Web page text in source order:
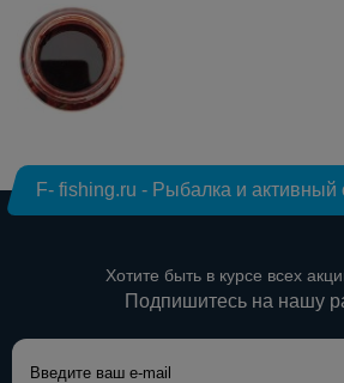
F- fishing.ru - Рыбалка и активный
Хотите быть в курсе всех
Подпишитесь на нашу